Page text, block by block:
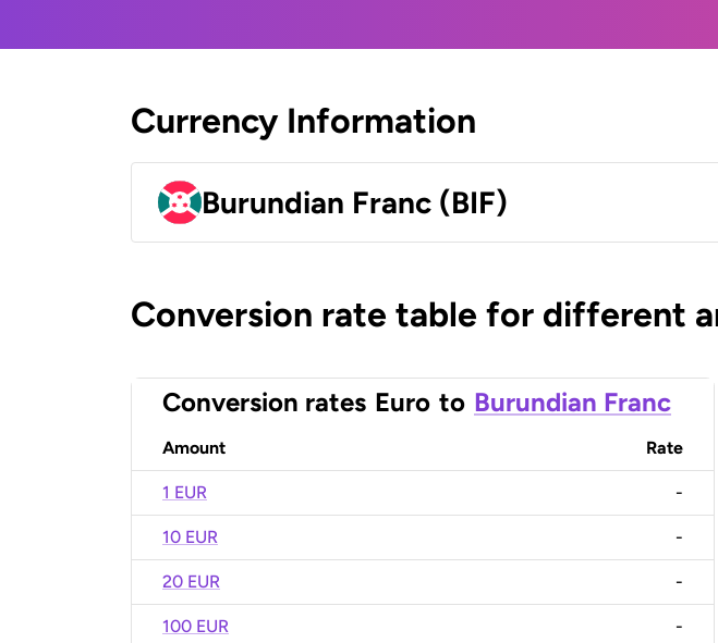
Currency Information
Burundian Franc (BIF)
Conversion rate table for different
Conversion rates Euro to Burundian Franc
Amount Rate
1 EUR -
10 EUR -
20 EUR -
100 EUR -